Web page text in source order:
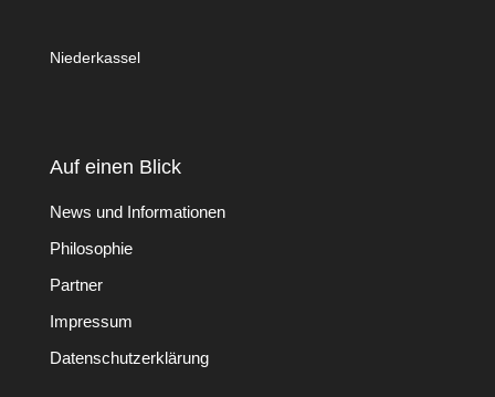
Niederkassel
Auf einen Blick
News und Informationen
Philosophie
Partner
Impressum
Datenschutzerklärung